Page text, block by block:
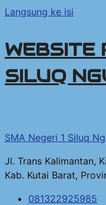
Langsung ke isi
WEBSITE
SILUQ
SMA Negeri 1 Siluq
Jl. Trans Kalimantan,
Kab. Kutai Barat,
081322925985